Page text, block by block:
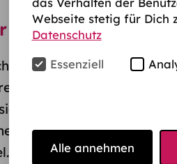
Dummies
hasse Klausuren. Wirklich!
Berufsausbildung und
daran nichts geändert.
dass ich darin
Aber das Büffeln für
Webseite stetig für Dich
Datenschutz
Essenziell
Alle annehmen